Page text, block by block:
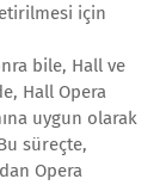
için
bile, Hall ve
Hall Opera
uygun olarak
süreçte,
Opera